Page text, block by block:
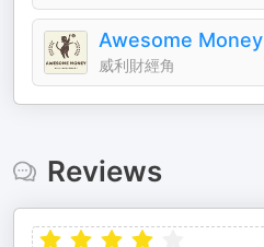
Awesome Money
威利財經角
Reviews